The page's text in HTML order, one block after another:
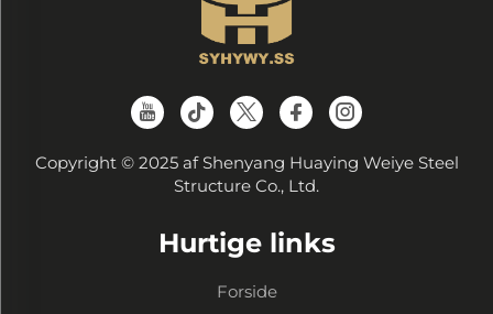
Copyright © 2025 af Shenyang Huaying Weiye Steel
Structure Co., Ltd.
Hurtige links
Forside